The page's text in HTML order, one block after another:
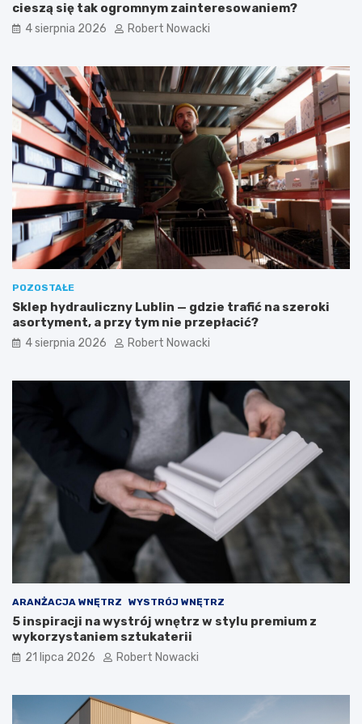
ń
c
h
o
d
w
–
e
s
t
y
c
n
e
i
b
c
z
n
z
w
i
z
a
n
i
i
r
a
k
t
c
z
n
e
k
a
z
w
k
i
cieszą się tak ogromnym zainteresowaniem?
4 sierpnia 2026 Robert Nowacki
POZOSTAŁE
Sklep hydrauliczny Lublin — gdzie trafić na szeroki
asortyment, a przy tym nie przepłacić?
4 sierpnia 2026 Robert Nowacki
ARANŻACJA WNĘTRZ WYSTRÓJ WNĘTRZ
5 inspiracji na wystrój wnętrz w stylu premium z
wykorzystaniem sztukaterii
21 lipca 2026 Robert Nowacki